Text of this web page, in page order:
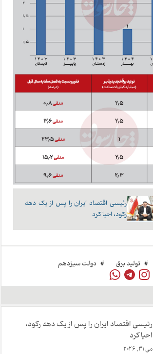
رئیسی اقتصاد ایران را پس از یک دهه
رکود، احیا کرد
# تولید برق # دولت سیزدهم
رئیسی اقتصاد ایران را پس از یک دهه رکود،
احیا کرد
می 31, 2026